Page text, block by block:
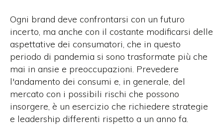
Ogni brand deve confrontarsi con un futuro
incerto, ma anche con il costante modificarsi delle
aspettative dei consumatori, che in questo
periodo di pandemia si sono trasformate più che
mai in ansie e preoccupazioni. Prevedere
l'andamento dei consumi e, in generale, del
mercato con i possibili rischi che possono
insorgere, è un esercizio che richiedere strategie
e leadership differenti rispetto a un anno fa.